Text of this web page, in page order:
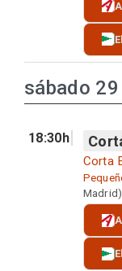
sábado
18:30h
Corta
Madrid)